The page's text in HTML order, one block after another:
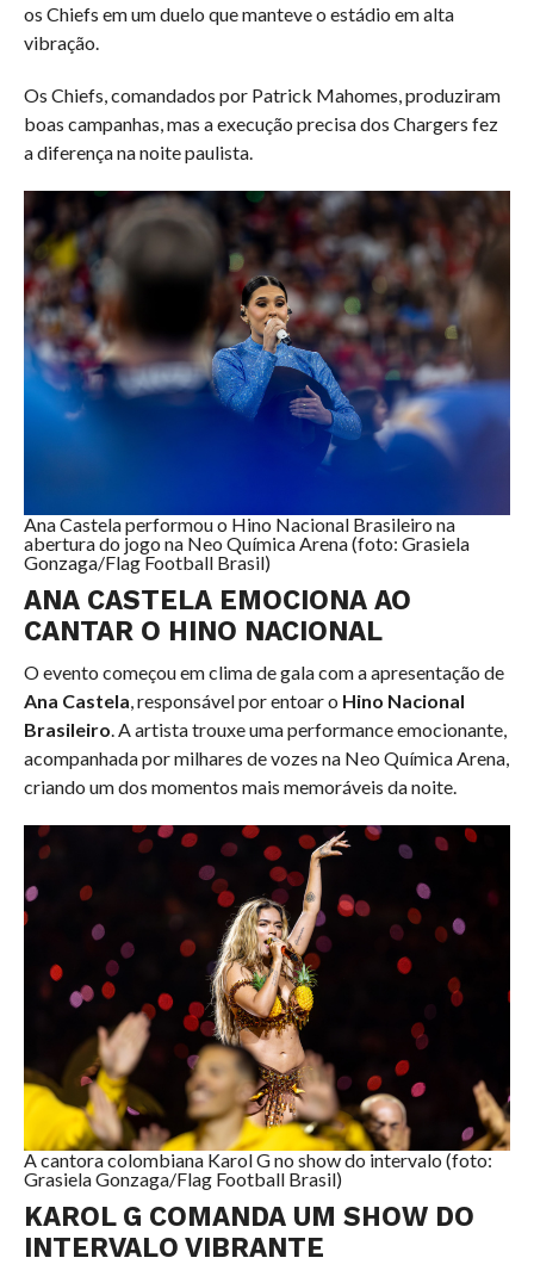
os Chiefs em um duelo que manteve o estádio em alta
vibração.
Os Chiefs, comandados por Patrick Mahomes, produziram
boas campanhas, mas a execução precisa dos Chargers fez
a diferença na noite paulista.
Ana Castela performou o Hino Nacional Brasileiro na
abertura do jogo na Neo Química Arena (foto: Grasiela
Gonzaga/Flag Football Brasil)
ANA CASTELA EMOCIONA AO
CANTAR O HINO NACIONAL
O evento começou em clima de gala com a apresentação de
Ana Castela, responsável por entoar o Hino Nacional
Brasileiro. A artista trouxe uma performance emocionante,
acompanhada por milhares de vozes na Neo Química Arena,
criando um dos momentos mais memoráveis da noite.
A cantora colombiana Karol G no show do intervalo (foto:
Grasiela Gonzaga/Flag Football Brasil)
KAROL G COMANDA UM SHOW DO
INTERVALO VIBRANTE